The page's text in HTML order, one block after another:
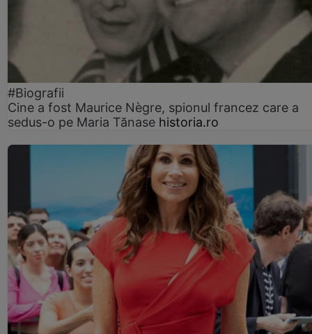
#Biografii
Cine a fost Maurice Nègre, spionul francez care a
sedus-o pe Maria Tănase historia.ro